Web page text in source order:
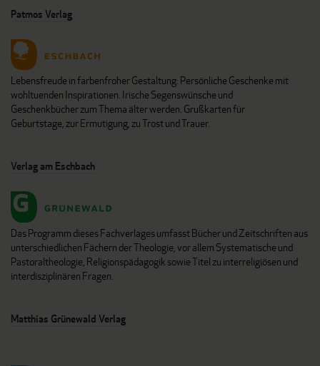
Patmos Verlag
Lebensfreude in farbenfroher Gestaltung: Persönliche Geschenke mit
wohltuenden Inspirationen. Irische Segenswünsche und
Geschenkbücher zum Thema älter werden. Grußkarten für
Geburtstage, zur Ermutigung, zu Trost und Trauer.
Verlag am Eschbach
Das Programm dieses Fachverlages umfasst Bücher und Zeitschriften aus
unterschiedlichen Fächern der Theologie, vor allem Systematische und
Pastoraltheologie, Religionspädagogik sowie Titel zu interreligiösen und
interdisziplinären Fragen.
Matthias Grünewald Verlag